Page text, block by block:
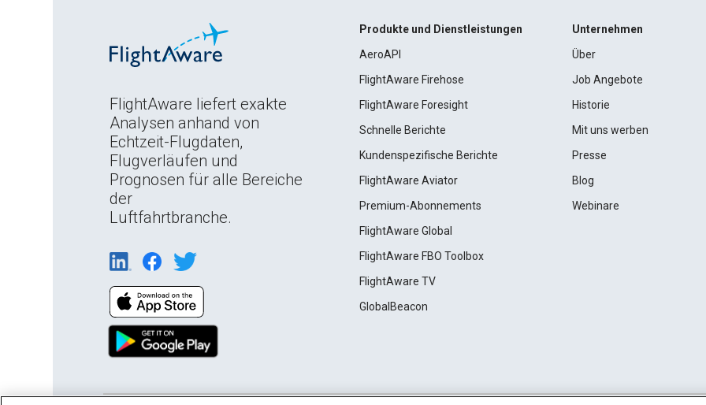
FlightAware liefert exakte
Analysen anhand von
Echtzeit-Flugdaten,
Flugverläufen und
Prognosen für alle Bereiche
der
Luftfahrtbranche.
Produkte und Dienstleistungen
AeroAPI
FlightAware Firehose
FlightAware Foresight
Schnelle Berichte
Kundenspezifische Berichte
FlightAware Aviator
Premium-Abonnements
FlightAware Global
FlightAware FBO Toolbox
FlightAware TV
GlobalBeacon
Unternehmen
Über
Job Angebote
Historie
Mit uns werben
Presse
Blog
Webinare